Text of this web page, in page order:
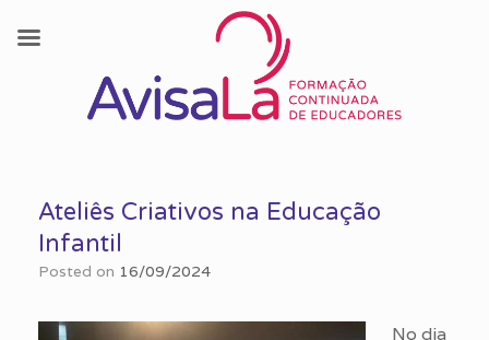
contentAteliês Criativos na Educação
Infantil
Posted on 16/09/2024
No dia